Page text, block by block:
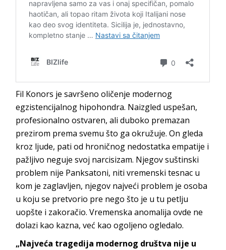
Fil Konors je savršeno oličenje modernog
egzistencijalnog hipohondra. Naizgled uspešan,
profesionalno ostvaren, ali duboko premazan
prezirom prema svemu što ga okružuje. On gleda
kroz ljude, pati od hroničnog nedostatka empatije i
pažljivo neguje svoj narcisizam. Njegov suštinski
problem nije Panksatoni, niti vremenski tesnac u
kom je zaglavljen, njegov najveći problem je osoba
u koju se pretvorio pre nego što je u tu petlju
uopšte i zakoračio. Vremenska anomalija ovde ne
dolazi kao kazna, već kao ogoljeno ogledalo.
„Najveća tragedija modernog društva nije u